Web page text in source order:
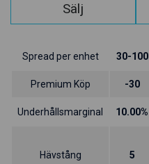
Sälj
Spread per enhet 30-100
Premium Köp -30
Underhållsmarginal 10.00%
Hävstång 5